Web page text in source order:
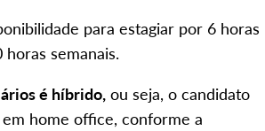
para estagiar por 6 horas
semanais.
é híbrido,ou seja, o candidato
home office, conforme a